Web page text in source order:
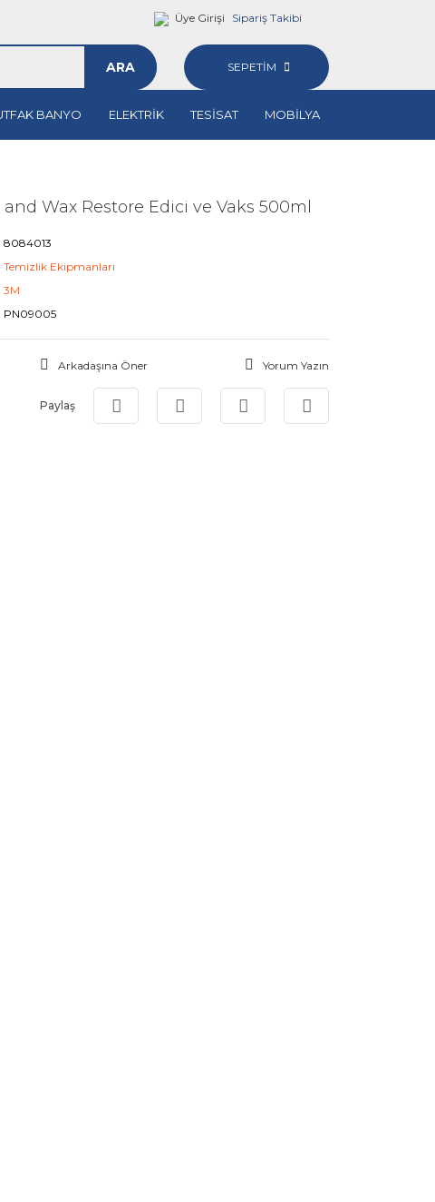
Üye Girişi Sipariş Takibi
ARA SEPETİM
BANYO ELEKTRİK TESİSAT MOBİLYA
Wax Restore Edici ve Vaks 500ml
8084013
Temizlik Ekipmanları
3M
PN09005
Arkadaşına Öner Yorum Yazın
Paylaş